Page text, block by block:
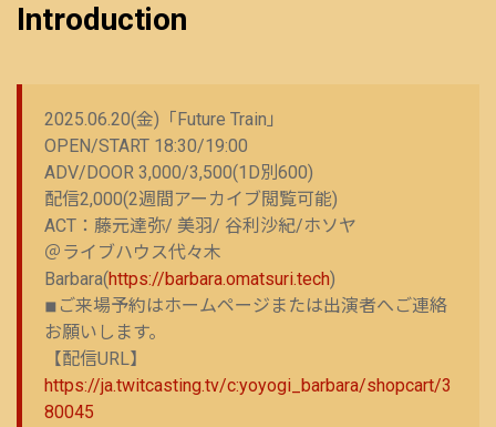
Introduction
2025.06.20(金)「Future Train」
OPEN/START 18:30/19:00
ADV/DOOR 3,000/3,500(1D別600)
配信2,000(2週間アーカイブ閲覧可能)
ACT：藤元達弥/ 美羽/ 谷利沙紀/ホソヤ
＠ライブハウス代々木
Barbara(https://barbara.omatsuri.tech)
◾︎ご来場予約はホームページまたは出演者へご連絡
お願いします。
【配信URL】
https://ja.twitcasting.tv/c:yoyogi_barbara/shopcart/3
80045